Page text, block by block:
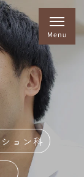
ョン科